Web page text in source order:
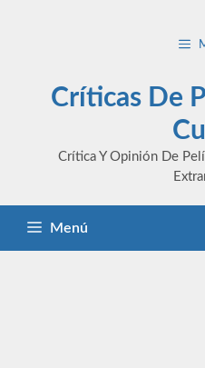
Críticas De
Crítica Y Opinión De
Menú